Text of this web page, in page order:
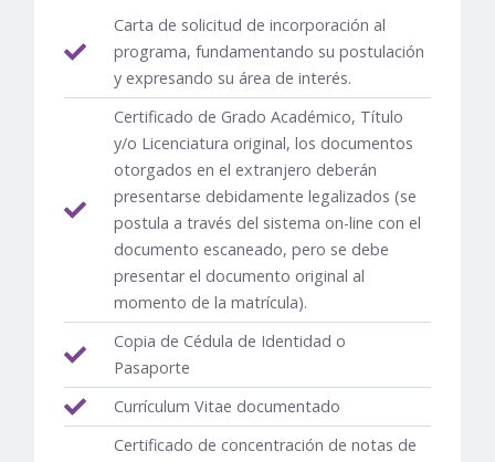
Carta de solicitud de incorporación al
programa, fundamentando su postulación
y expresando su área de interés.
Certificado de Grado Académico, Título
y/o Licenciatura original, los documentos
otorgados en el extranjero deberán
presentarse debidamente legalizados (se
postula a través del sistema on-line con el
documento escaneado, pero se debe
presentar el documento original al
momento de la matrícula).
Copia de Cédula de Identidad o
Pasaporte
Currículum Vitae documentado
Certificado de concentración de notas de